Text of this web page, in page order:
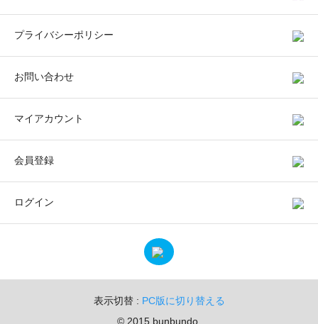
プライバシーポリシー
お問い合わせ
マイアカウント
会員登録
ログイン
表示切替 : PC版に切り替える
© 2015 bunbundo.